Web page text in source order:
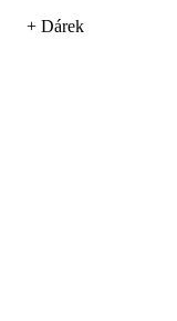
+ Dárek